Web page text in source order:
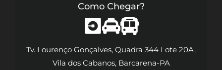
Como Chegar?
Tv. Lourenço Gonçalves, Quadra 344 Lote 20A,
Vila dos Cabanos, Barcarena-PA